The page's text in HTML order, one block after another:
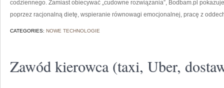
codziennego. Zamiast obiecywać „cudowne rozwiązania”, Bodbam.pl
poprzez racjonalną dietę, wspieranie równowagi emocjonalnej, pracę z
CATEGORIES: NOWE TECHNOLOGIE
Zawód kierowca (taxi, Uber,